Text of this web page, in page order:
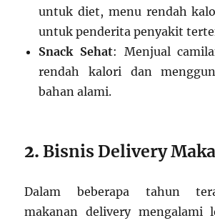
untuk diet, menu rendah
untuk penderita penyakit
Snack Sehat: Menjual
rendah kalori dan
bahan alami.
2. Bisnis Delivery
Dalam beberapa tahun
makanan delivery mengalami